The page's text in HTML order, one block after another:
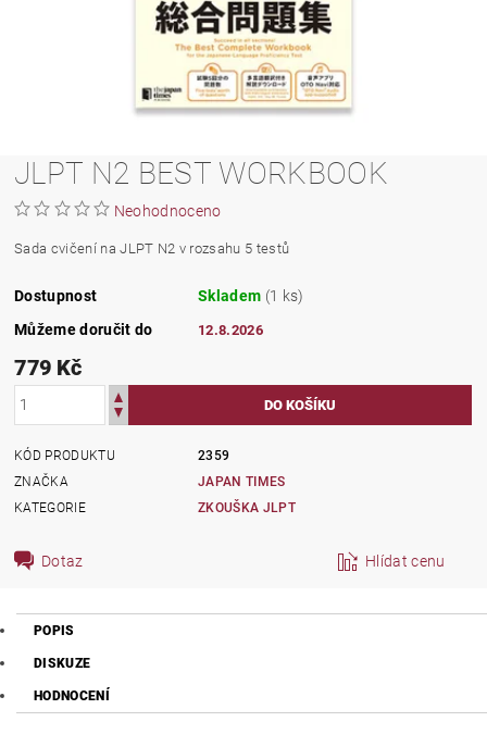
JLPT N2 BEST WORKBOOK
Neohodnoceno
Sada cvičení na JLPT N2 v rozsahu 5 testů
Dostupnost Skladem (1 ks)
Můžeme doručit do
12.8.2026
779 Kč
KÓD PRODUKTU
2359
ZNAČKA
JAPAN TIMES
KATEGORIE
ZKOUŠKA JLPT
Dotaz Hlídat cenu
POPIS
DISKUZE
HODNOCENÍ